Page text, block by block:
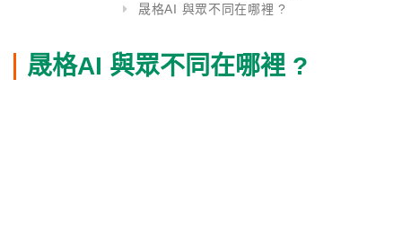
晟格AI 與眾不同在哪裡 ?
晟格AI 與眾不同在哪裡 ?